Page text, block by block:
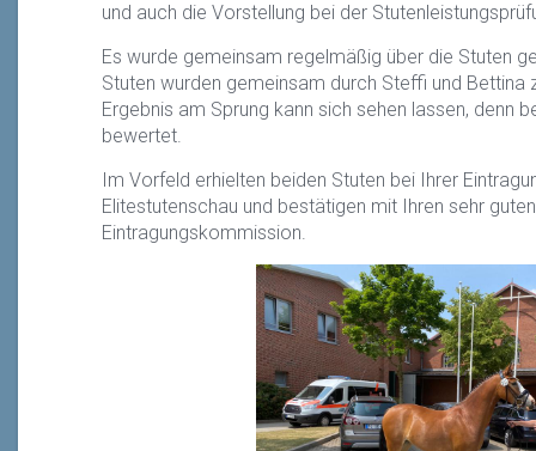
und auch die Vorstellung bei der
Es wurde gemeinsam regelmäßig über die Stuten
Stuten wurden gemeinsam durch Steffi und Bettina
Ergebnis am Sprung kann sich sehen lassen, denn
bewertet.
Im Vorfeld erhielten beiden Stuten bei Ihrer
Elitestutenschau und bestätigen mit Ihren sehr
Eintragungskommission.